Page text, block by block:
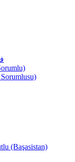
(Başasistan)